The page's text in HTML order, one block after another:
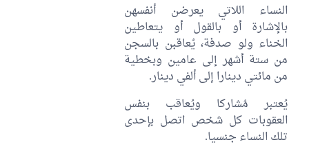
النساء اللاتي يعرضن أنفسهن
بالإشارة أو بالقول أو يتعاطين
الخناء ولو صدفة، يُعاقبن بالسجن
من ستة أشهر إلى عامين وبخطية
من مائتي دينارا إلى ألفي دينار.
يُعتبر مُشاركا ويُعاقب بنفس
العقوبات كل شخص اتصل بإحدى
تلك النساء جنسيا.